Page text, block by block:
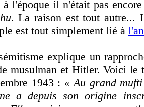
à l'époque il n'était pas
. La raison est tout autre...
est tout simplement lié à
explique un
musulman et Hitler. Voici le
1943 : « Au grand
a depuis son origine